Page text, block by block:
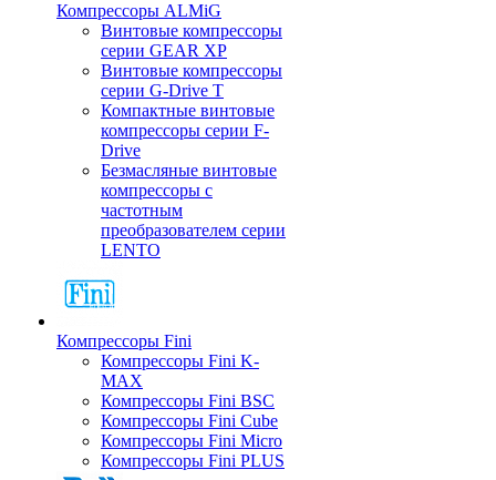
Компрессоры ALMiG
Винтовые компрессоры
серии GEAR XP
Винтовые компрессоры
серии G-Drive T
Компактные винтовые
компрессоры серии F-
Drive
Безмасляные винтовые
компрессоры с
частотным
преобразователем серии
LENTO
Компрессоры Fini
Компрессоры Fini K-
MAX
Компрессоры Fini BSC
Компрессоры Fini Cube
Компрессоры Fini Micro
Компрессоры Fini PLUS